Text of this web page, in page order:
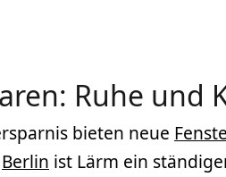
Ruhe und
bieten neue
Berlin ist Lärm ein